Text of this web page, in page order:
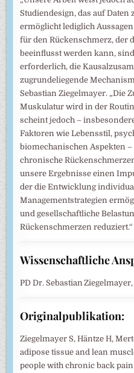
Studiendesign, das auf Daten
ermöglicht lediglich
für den Rückenschmerz, der
beeinflusst werden kann,
erforderlich, die
zugrundeliegende
Sebastian Ziegelmayer. „Die
Muskulatur wird in der
scheint jedoch –
Faktoren wie Lebensstil,
biomechanischen Aspekten
chronische
unsere Ergebnisse einen
der die Entwicklung
Managementstrategien
und gesellschaftliche
Rückenschmerzen reduziert.“
Wissenschaftliche
PD Dr. Sebastian
Originalpublikation:
Ziegelmayer S, Häntze H,
adipose tissue and lean
people with chronic back